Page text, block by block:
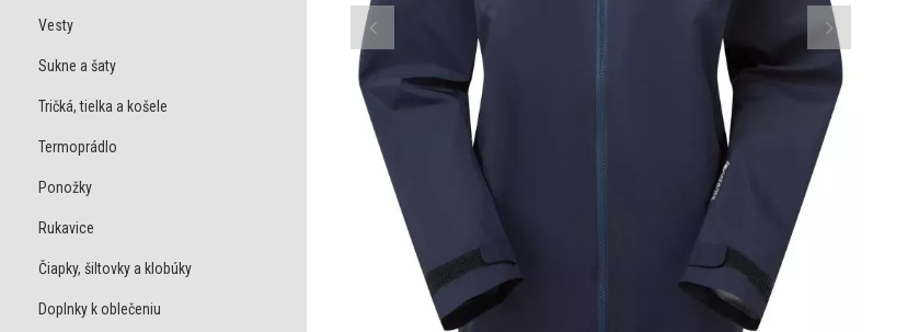
Vesty
Sukne a šaty
Tričká, tielka a košele
Termoprádlo
Ponožky
Rukavice
Čiapky, šiltovky a klobúky
Doplnky k oblečeniu